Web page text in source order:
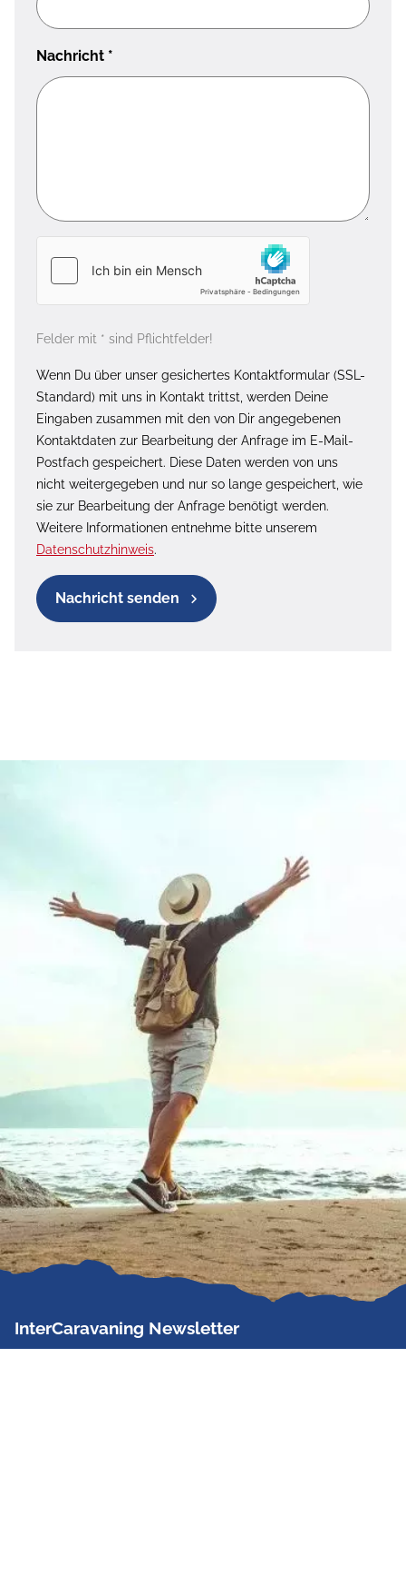
Nachricht *
Felder mit * sind Pflichtfelder!
Wenn Du über unser gesichertes Kontaktformular (SSL-
Standard) mit uns in Kontakt trittst, werden Deine
Eingaben zusammen mit den von Dir angegebenen
Kontaktdaten zur Bearbeitung der Anfrage im E-Mail-
Postfach gespeichert. Diese Daten werden von uns
nicht weitergegeben und nur so lange gespeichert, wie
sie zur Bearbeitung der Anfrage benötigt werden.
Weitere Informationen entnehme bitte unserem
Datenschutzhinweis.
Nachricht senden
InterCaravaning Newsletter